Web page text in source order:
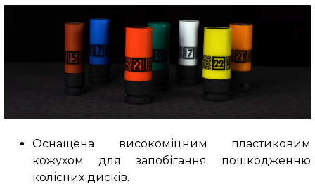
Оснащена високоміцним пластиковим
кожухом для запобігання пошкодженню
колісних дисків.